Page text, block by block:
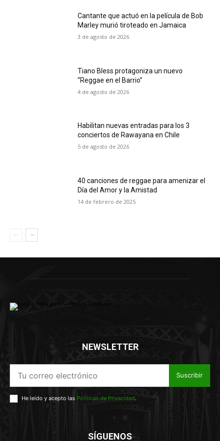
Cantante que actuó en la película de Bob
Marley murió tiroteado en Jamaica
3 de agosto de 2026
Tiano Bless protagoniza un nuevo
“Reggae en el Barrio”
4 de agosto de 2026
Habilitan nuevas entradas para los 3
conciertos de Rawayana en Chile
5 de agosto de 2026
40 canciones de reggae para amenizar el
Día del Amor y la Amistad
14 de febrero de 2025
NEWSLETTER
Suscribir
He leído y acepto las Políticas de Privacidad.
SÍGUENOS